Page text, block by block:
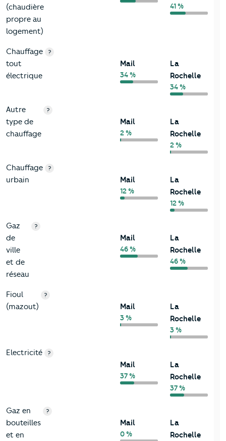
(chaudière
propre au
logement)
41 %
Chauffage
tout
électrique
?
Mail
34 %
La
Rochelle
34 %
Autre
type de
chauffage
?
Mail
2 %
La
Rochelle
2 %
Chauffage
urbain
?
Mail
12 %
La
Rochelle
12 %
Gaz
de
ville
et de
réseau
?
Mail
46 %
La
Rochelle
46 %
Fioul
(mazout)
?
Mail
3 %
La
Rochelle
3 %
Electricité ?
Mail
37 %
La
Rochelle
37 %
Gaz en
bouteilles
et en
?
Mail
0 %
La
Rochelle